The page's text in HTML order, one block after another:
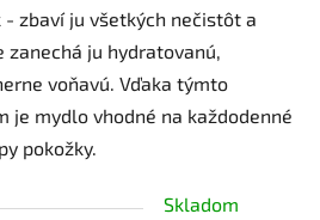
- zbaví ju všetkých nečistôt a
zanechá ju hydratovanú,
voňavú. Vďaka týmto
je mydlo vhodné na každodenné
pokožky.
Skladom